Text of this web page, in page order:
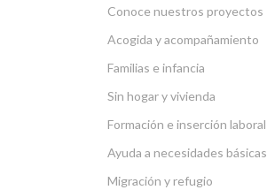
Conoce nuestros proyectos
Acogida y acompañamiento
Familias e infancia
Sin hogar y vivienda
Formación e inserción laboral
Ayuda a necesidades básicas
Migración y refugio